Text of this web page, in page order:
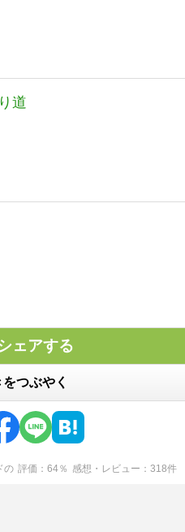
道
ェアする
つぶやく
の 評価 64％ 感想・レビュー 318件